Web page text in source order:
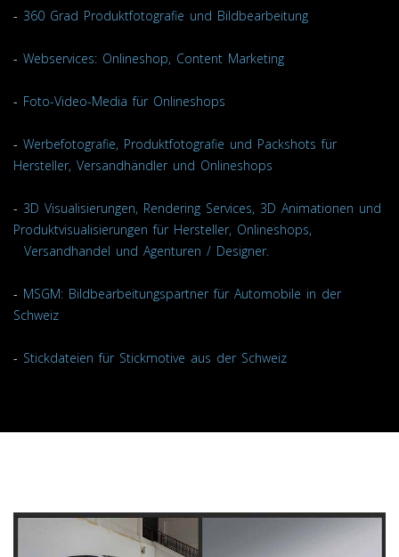
- 360 Grad Produktfotografie und Bildbearbeitung
- Webservices: Onlineshop, Content Marketing
- Foto-Video-Media für Onlineshops
- Werbefotografie, Produktfotografie und Packshots für
Hersteller, Versandhändler und Onlineshops
- 3D Visualisierungen, Rendering Services, 3D Animationen und
Produktvisualisierungen für Hersteller, Onlineshops,
Versandhandel und Agenturen / Designer.
- MSGM: Bildbearbeitungspartner für Automobile in der
Schweiz
- Stickdateien für Stickmotive aus der Schweiz